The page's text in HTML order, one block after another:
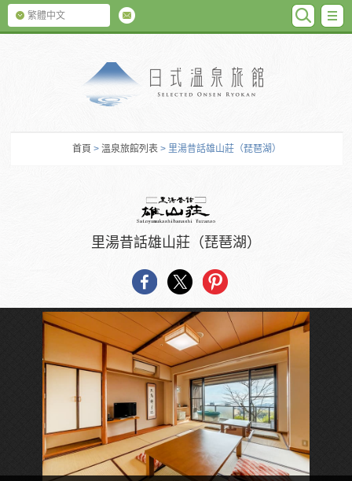
繁體中文
首頁 > 溫泉旅館列表 > 里湯昔話雄山莊（琵琶湖）
里湯昔話雄山莊（琵琶湖）